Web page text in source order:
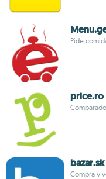
Pide
price.ro
bazar.sk
Compra y